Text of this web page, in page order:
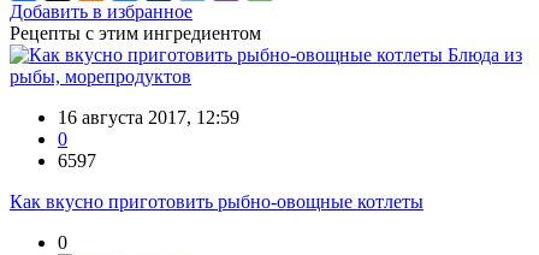
Добавить в избранное
Рецепты с этим ингредиентом
Блюда из
рыбы, морепродуктов
16 августа 2017, 12:59
0
6597
Как вкусно приготовить рыбно-овощные котлеты
0